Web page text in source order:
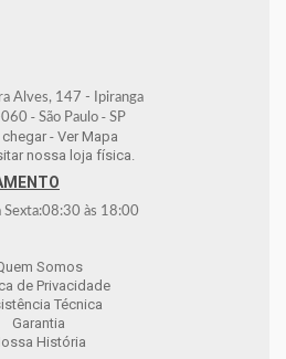
Alves, 147 - Ipiranga
- São Paulo - SP
- Ver Mapa
nossa loja física.
Sexta:08:30 às 18:00
Somos
de Privacidade
Técnica
Garantia
História